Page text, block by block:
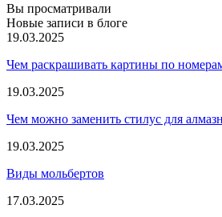
Вы просматривали
Новые записи в блоге
19.03.2025
Чем раскрашивать картины по
19.03.2025
Чем можно заменить стилус для
19.03.2025
Виды мольбертов
17.03.2025